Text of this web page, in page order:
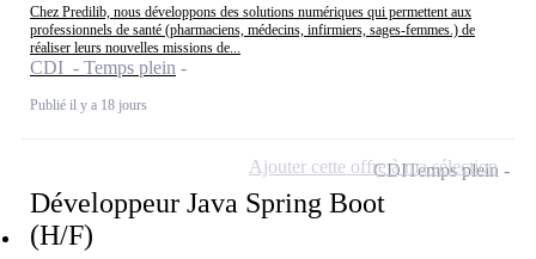
Chez Predilib, nous développons des solutions numériques qui permettent aux
professionnels de santé (pharmaciens, médecins, infirmiers, sages-femmes.) de
réaliser leurs nouvelles missions de...
CDI - Temps plein
Publié il y a 18 jours
Développeur Java Spring Boot
(H/F)
CDITemps plein
Ajouter cette offre à ma sélection